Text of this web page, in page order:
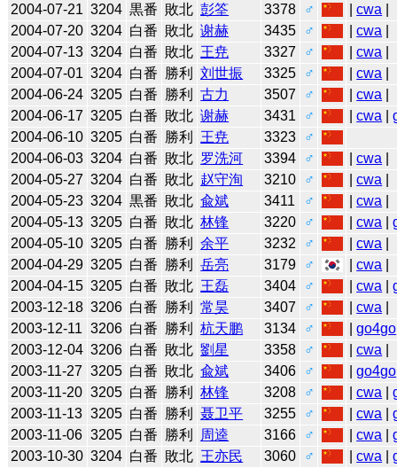
2004-07-21 3204 黒番 敗北 彭筌 3378 ♂ |cwa
2004-07-20 3204 白番 敗北 谢赫 3435 ♂ |cwa
2004-07-13 3204 白番 敗北 王尭 3327 ♂ |cwa
2004-07-01 3204 白番 勝利 刘世振 3325 ♂ |cwa
2004-06-24 3205 白番 勝利 古力 3507 ♂ |cwa
2004-06-17 3205 白番 敗北 谢赫 3431 ♂ |cwa |
2004-06-10 3205 白番 勝利 王尭 3323
♂
2004-06-03 3204 白番 敗北 罗洗河 3394 ♂ |cwa
2004-05-27 3204 白番 敗北 赵守洵 3210 ♂ |cwa
2004-05-23 3204 黒番 敗北 兪斌 3411 ♂ |cwa
2004-05-13 3205 白番 敗北 林锋 3220 ♂ |cwa |
2004-05-10 3205 白番 勝利 余平 3232 ♂ |cwa
2004-04-29 3205 白番 勝利 岳亮 3179 ♂ |cwa
2004-04-15 3205 白番 敗北 王磊 3404 ♂ |cwa |
2003-12-18 3206 白番 勝利 常昊 3407 ♂ |cwa
2003-12-11 3206 白番 勝利 杭天鹏 3134 ♂ |go4go
2003-12-04 3206 白番 敗北 劉星 3358 ♂ |cwa
2003-11-27 3205 白番 敗北 兪斌 3406 ♂ |go4go
2003-11-20 3205 白番 勝利 林锋 3208 ♂ |cwa |
2003-11-13 3205 白番 勝利 聂卫平 3255 ♂ |cwa |
2003-11-06 3205 白番 勝利 周逵 3166 ♂ |cwa |
2003-10-30 3204 白番 敗北 王亦民 3060 ♂ |cwa |